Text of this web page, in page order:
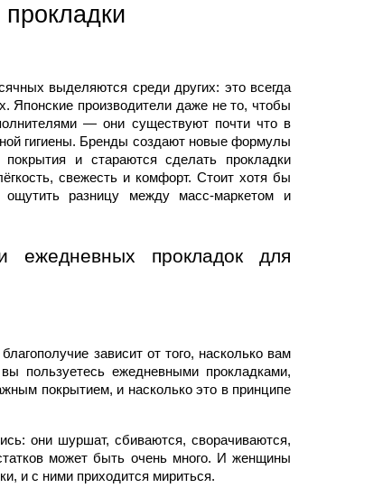
выделяются среди других: это всегда
Японские производители даже не то, чтобы
— они существуют почти что в
гигиены. Бренды создают новые формулы
покрытия и стараются сделать прокладки
свежесть и комфорт. Стоит хотя бы
разницу между масс-маркетом и
ежедневных прокладок для
зависит от того, насколько вам
пользуетесь ежедневными прокладками,
покрытием, и насколько это в принципе
они шуршат, сбиваются, сворачиваются,
может быть очень много. И женщины
и с ними приходится мириться.